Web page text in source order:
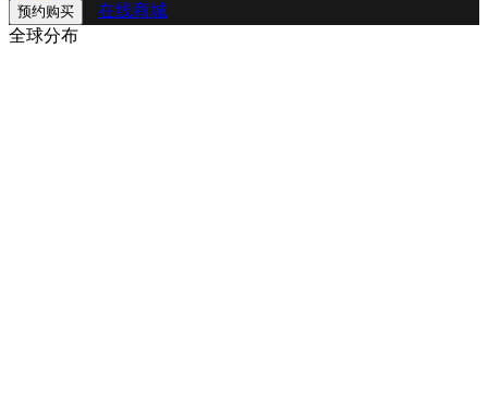
预约购买
在线商城
全球分布